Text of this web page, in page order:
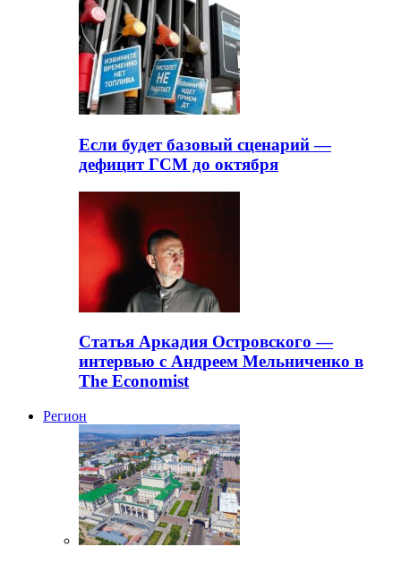
Если будет базовый сценарий —
дефицит ГСМ до октября
Статья Аркадия Островского —
интервью с Андреем Мельниченко в
The Economist
Регион